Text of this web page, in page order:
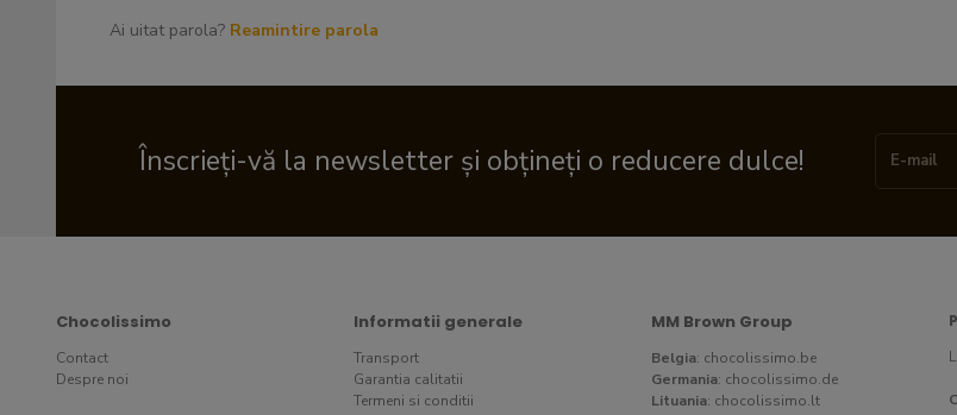
Ai uitat parola? Reamintire parola
Înscrieți-vă la newsletter și obțineți o reducere dulce!
Chocolissimo
Contact
Despre noi
Informatii generale
Transport
Garantia calitatii
Termeni si conditii
MM Brown Group
Belgia: chocolissimo.be
Germania: chocolissimo.de
Lituania: chocolissimo.lt